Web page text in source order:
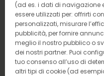
(ad es. i dati di navigazione
essere utilizzati per: offrirti
personalizzati, misurare
pubblicità, per fornire
meglio il nostro pubblico o
dei nostri partner. Puoi
tuo consenso all’uso di
altri tipi di cookie (ad